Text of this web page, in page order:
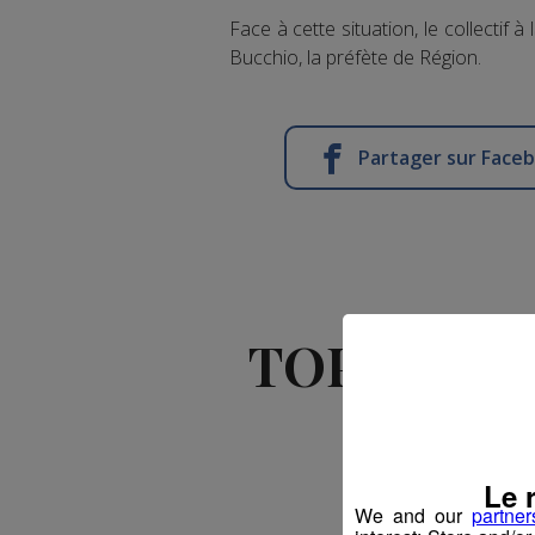
Face à cette situation, le collectif
Bucchio, la préfète de Région.
Partager sur
TOP FAB :
la
We and our Le